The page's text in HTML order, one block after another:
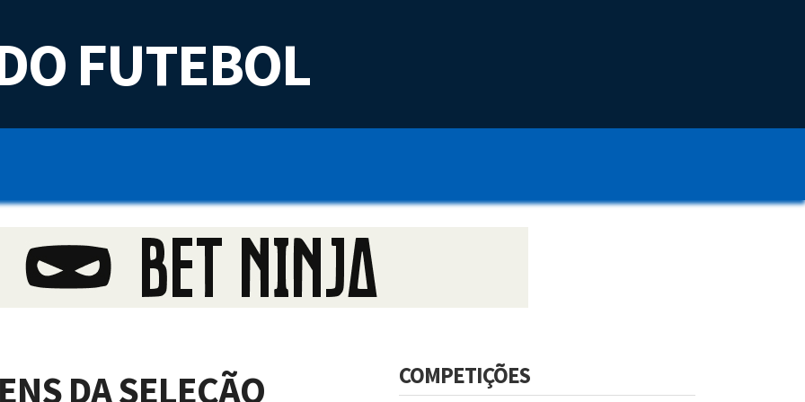
FUTEBOL
DA SELEÇÃO
COMPETIÇÕES